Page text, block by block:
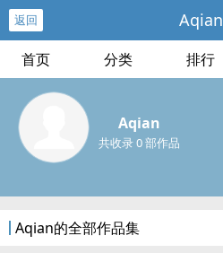
返回 Aqian
首页 分类 排行
Aqian
共收录 0 部作品
Aqian的全部作品集